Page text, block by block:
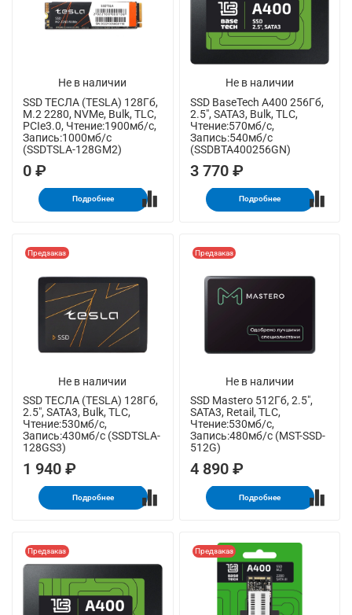
Не в наличии
SSD ТЕСЛА (TESLA) 128Гб,
M.2 2280, NVMe, Bulk, TLC,
PCIe3.0, Чтение:1900мб/с,
Запись:1000мб/с
(SSDTSLA-128GM2)
0 ₽
Подробнее
Не в наличии
SSD BaseTech A400 256Гб,
2.5", SATA3, Bulk, TLC,
Чтение:570мб/с,
Запись:540мб/с
(SSDBTA400256GN)
3 770 ₽
Подробнее
Не в наличии
Предзаказ
SSD ТЕСЛА (TESLA) 128Гб,
2.5", SATA3, Bulk, TLC,
Чтение:530мб/с,
Запись:430мб/с (SSDTSLA-
128GS3)
1 940 ₽
Подробнее
Не в наличии
Предзаказ
SSD Mastero 512Гб, 2.5",
SATA3, Retail, TLC,
Чтение:530мб/с,
Запись:480мб/с (MST-SSD-
512G)
4 890 ₽
Подробнее
Предзаказ Предзаказ